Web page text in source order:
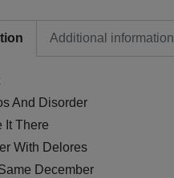
Additional information
And Disorder
It There
With Delores
December